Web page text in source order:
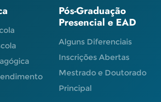
Pós-Graduação
Presencial e EAD
Alguns Diferenciais
Inscrições Abertas
Mestrado e Doutorado
Principal